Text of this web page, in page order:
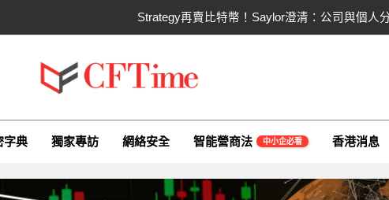
Strategy再賣比特幣！Saylor澄清：公司與個人
SpaceX上市後首份季報：營收78億超預期 比特幣持倉
Hut 8淨虧1.77億美元股價急挫！比特幣持倉縮水成主因 市
（ChatGPT）、區塊鏈、NFT、加密貨幣、元宇宙及金融科技
字典 獨家專訪 網絡安全 智能營商法 中小企必看 香港消息